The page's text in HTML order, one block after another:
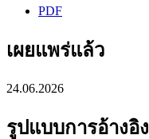
PDF
เผยแพร่แล้ว
24.06.2026
รูปแบบการอ้างอิง